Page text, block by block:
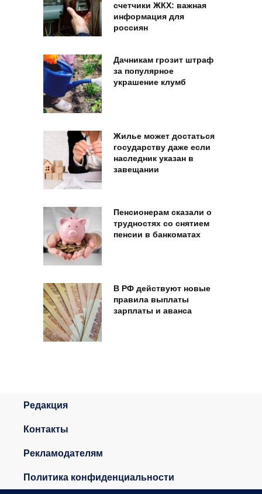
счетчики ЖКХ: важная
информация для
россиян
Дачникам грозит штраф
за популярное
украшение клумб
Жилье может достаться
государству даже если
наследник указан в
завещании
Пенсионерам сказали о
трудностях со снятием
пенсии в банкоматах
В РФ действуют новые
правила выплаты
зарплаты и аванса
Редакция
Контакты
Рекламодателям
Политика конфиденциальности